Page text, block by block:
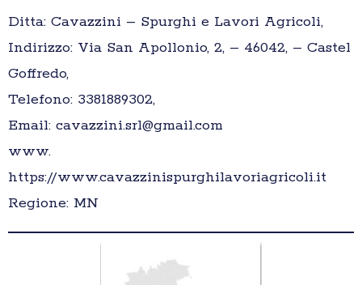
Ditta: Cavazzini – Spurghi e Lavori Agricoli,
Indirizzo: Via San Apollonio, 2, – 46042, – Castel
Goffredo,
Telefono: 3381889302,
Email: cavazzini.srl@gmail.com
www.
https://www.cavazzinispurghilavoriagricoli.it
Regione: MN